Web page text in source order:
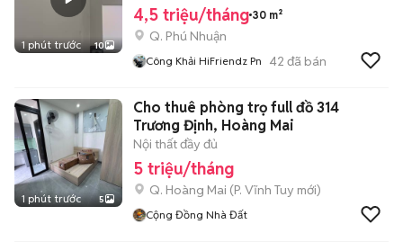
1 phút trước 10
4,5 triệu/tháng 30 m²
Q. Phú Nhuận
Công Khải HiFriendz Pn 42 đã bán
1 phút trước 5
Cho thuê phòng trọ full đồ 314
Trương Định, Hoàng Mai
Nội thất đầy đủ
5 triệu/tháng
Q. Hoàng Mai (P. Vĩnh Tuy mới)
Cộng Đồng Nhà Đất